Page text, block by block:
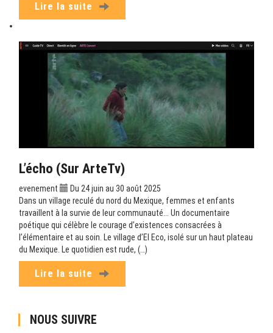
Lire la suite
L’écho (sur ArteTv)
evenement
Du 24 juin au 30 août 2025
Dans un village reculé du nord du Mexique, femmes et enfants
travaillent à la survie de leur communauté... Un documentaire
poétique qui célèbre le courage d’existences consacrées à
l’élémentaire et au soin. Le village d’El Eco, isolé sur un haut plateau
du Mexique. Le quotidien est rude, (…)
Lire la suite
NOUS SUIVRE